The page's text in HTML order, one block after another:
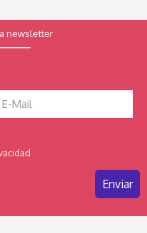
newsletter